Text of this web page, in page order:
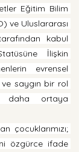
Eğitim Bilim
ve Uluslararası
kabul
İlişkin
evrensel
saygın bir rol
daha ortaya
çocuklarımızı;
özgürce ifade